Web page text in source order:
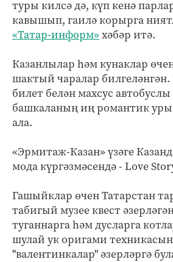
туры килсә дә, күп кенә
кавышып, гаилә корырга
«Татар-информ»хәбәр итә.
Казанлылар һәм кунаклар
шактый чаралар
билет белән махсус
башкаланың иң романтик
ала.
«Эрмитаж-Казан» үзәге
мода күргәзмәсендә - Love
Гашыйклар өчен Татарстан
табигый музее квест
туганнарга һәм дусларга
шулай ук оригами
"валентинкалар" әзерләргә